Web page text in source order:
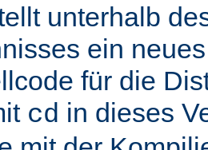
unterhalb
ein
für die
cd in dieses